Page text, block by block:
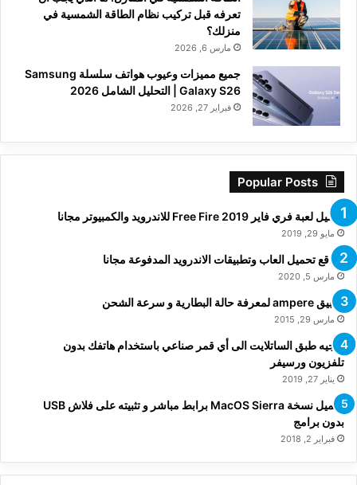
تعرفه قبل تركيب نظام الطاقة الشمسية في
منزلك؟
مارس 6, 2026
جميع مميزات وعيوب هواتف سلسلة Samsung
Galaxy S26 | التحليل الشامل 2026
فبراير 27, 2026
Popular Posts
تحميل لعبة فري فاير Free Fire 2019 للاندرويد والكمبيوتر مجانا
مايو 29, 2019
مواقع تحميل العاب وتطبيقات الاندرويد المدفوعة مجانا
مارس 5, 2020
تطبيق ampere لمعرفة حالة البطارية و سرعة الشحن
مارس 29, 2015
توجيه طبق الساتلايت الى أي قمر صناعي باستخدام هاتفك بدون
تلفزيون ورسيفر
يناير 27, 2019
تحميل نسخة MacOS Sierra برابط مباشر و تثبيته على فلاش USB
بدون برامج
فبراير 2, 2018